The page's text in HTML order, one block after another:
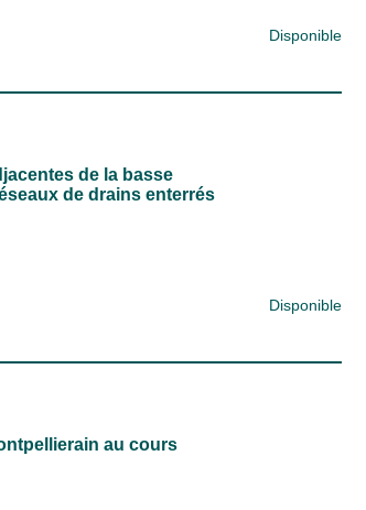
Disponible
de la basse
de drains enterrés
Disponible
au cours